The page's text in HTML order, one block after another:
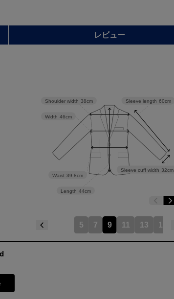
レビュー
Sleeve cuff width 32cm
Sleeve length 60cm
Length 44cm
Waist 39.8cm
Width 46cm
Shoulder width 38cm
5 7 9 11 13 15